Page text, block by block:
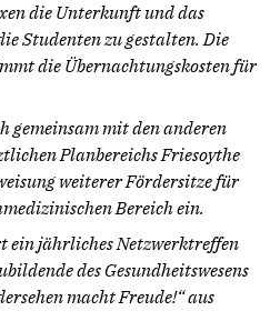
die Unterkunft und das
Studenten zu gestalten. Die
die Übernachtungskosten für
gemeinsam mit den anderen
Planbereichs Friesoythe
weiterer Fördersitze für
Bereich ein.
ein jährliches Netzwerktreffen
des Gesundheitswesens
macht Freude!“ aus